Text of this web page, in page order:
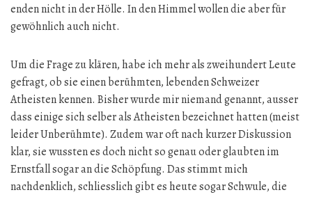
enden nicht in der Hölle. In den Himmel wollen die aber für
gewöhnlich auch nicht.
Um die Frage zu klären, habe ich mehr als zweihundert Leute
gefragt, ob sie einen berühmten, lebenden Schweizer
Atheisten kennen. Bisher wurde mir niemand genannt, ausser
dass einige sich selber als Atheisten bezeichnet hatten (meist
leider Unberühmte). Zudem war oft nach kurzer Diskussion
klar, sie wussten es doch nicht so genau oder glaubten im
Ernstfall sogar an die Schöpfung. Das stimmt mich
nachdenklich, schliesslich gibt es heute sogar Schwule, die